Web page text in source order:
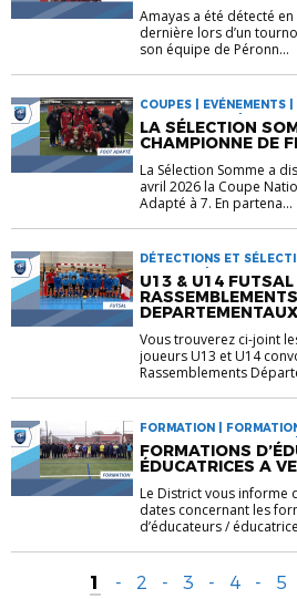
Amayas a été détecté
dernière lors d’un
son équipe de Péronn...
COUPES | EVÉNEMENTS |
INFORMATIONS | SPORT
LA SÉLECTION
CHAMPIONNE DE
La Sélection Somme a
avril 2026 la Coupe
Adapté à 7. En partena...
DÉTECTIONS ET
GARÇONS |
U13 & U14 FUTSAL
RASSEMBLEMENTS
DEPARTEMENTAUX
Vous trouverez ci-joint
joueurs U13 et U14
Rassemblements
FORMATION |
FORMATION
INFORMATIONS
FORMATIONS
ÉDUCATRICES A
Le District vous informe
dates concernant les
d’éducateurs /
1 - 2 - 3 - 4 - 5